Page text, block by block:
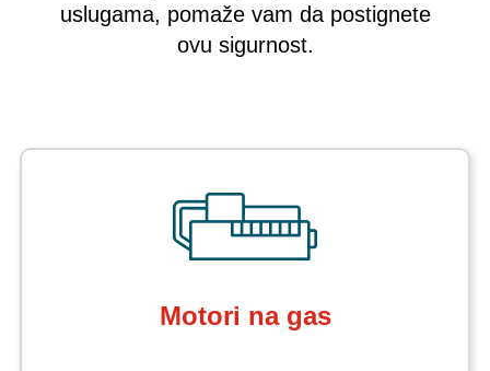
uslugama, pomaže vam da postignete
ovu sigurnost.
Motori na gas